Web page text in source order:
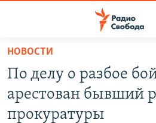
упрощенного
доступа
основному
ПОДКАСТЫ
АВТОРСКИЕ ПРОЕКТЫ
НОВОСТИ
По делу о разбое
арестован бывший
прокуратуры